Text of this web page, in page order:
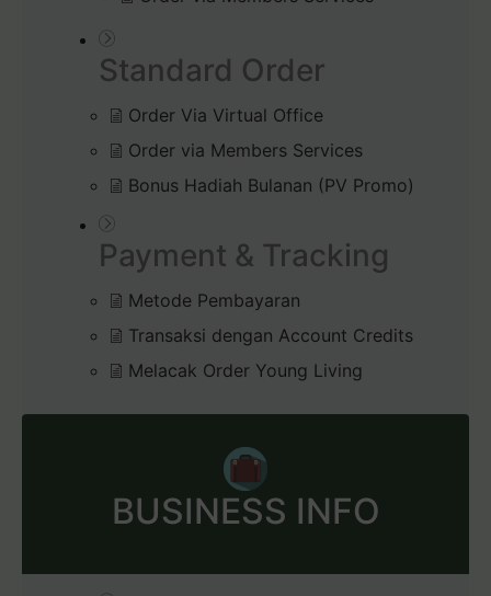
Standard Order
Order Via Virtual Office
Order via Members Services
Bonus Hadiah Bulanan (PV Promo)
Payment & Tracking
Metode Pembayaran
Transaksi dengan Account Credits
Melacak Order Young Living
BUSINESS INFO